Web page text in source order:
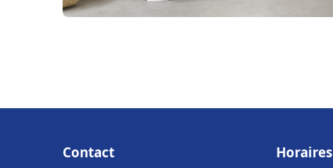
Contact Horaires